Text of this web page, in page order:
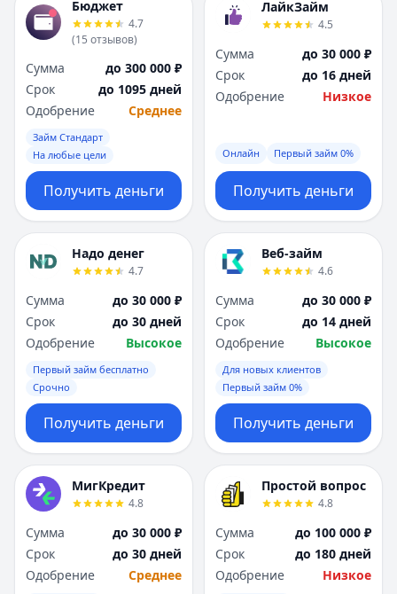
Бюджет
4.7
(15 отзывов)
Сумма
до 300 000 ₽
Срок
до 1095 дней
Одобрение
Среднее
Займ Стандарт
На любые цели
Получить деньги
ЛайкЗайм
4.5
Сумма
до 30 000 ₽
Срок
до 16 дней
Одобрение
Низкое
Онлайн Первый займ 0%
Получить деньги
Надо денег
4.7
Сумма
до 30 000 ₽
Срок
до 30 дней
Одобрение
Высокое
Первый займ бесплатно
Срочно
Получить деньги
Веб-займ
4.6
Сумма
до 30 000 ₽
Срок
до 14 дней
Одобрение
Высокое
Для новых клиентов
Первый займ 0%
Получить деньги
МигКредит
4.8
Сумма
до 30 000 ₽
Срок
до 30 дней
Одобрение
Среднее
Простой вопрос
4.8
Сумма
до 100 000 ₽
Срок
до 180 дней
Одобрение
Низкое